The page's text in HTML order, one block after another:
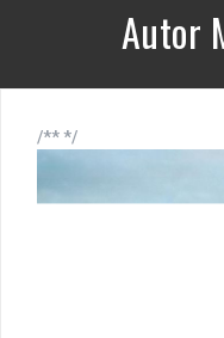
Autor
/** */